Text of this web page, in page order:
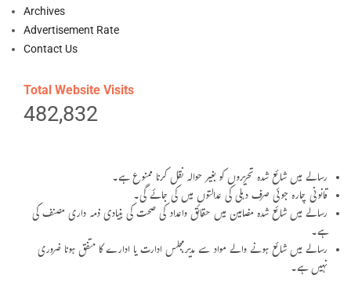
Archives
Advertisement Rate
Contact Us
Total Website Visits
482,832
رسالے میں شائع شدہ تحریروں کو بغیر حوالہ نقل کرنا ممنوع ہے۔
قانونی چارہ جوئی صرف دہلی کی عدالتوں میں کی جائے گی۔
رسالے میں شائع شدہ مضامین میں حقائق واعداد کی صحت کی بنیادی ذمہ داری مصنف کی
ہے۔
رسالے میں شائع ہونے والے مواد سے مدیر،مجلس ادارت یا ادارے کا متفق ہونا ضروری
نہیں ہے۔